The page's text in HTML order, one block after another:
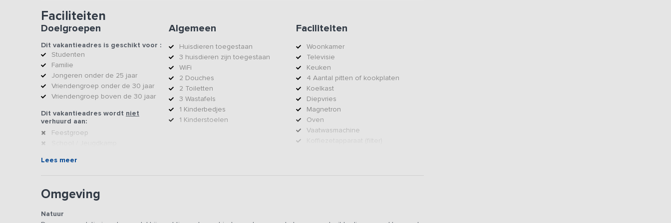
Faciliteiten
Doelgroepen
Dit vakantieadres is geschikt voor :
Studenten
Familie
Jongeren onder de 25 jaar
Vriendengroep onder de 30 jaar
Vriendengroep boven de 30 jaar
Dit vakantieadres wordt niet
verhuurd aan:
Feestgroep
Voetbalteam
Algemeen
Huisdieren toegestaan
3 huisdieren zijn toegestaan
WiFi
2 Douches
2 Toiletten
3 Wastafels
1 Kinderbedjes
1 Kinderstoelen
Faciliteiten
Woonkamer
Televisie
Keuken
4 Aantal pitten of kookplaten
Koelkast
Diepvries
Magnetron
Oven
Vaatwasmachine
Outdoor
Lees meer
Omgeving
Natuur